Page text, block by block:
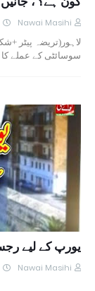
Nawai Masihi
سوسائٹی کے عملے
یورپ کے لیے
Nawai Masihi